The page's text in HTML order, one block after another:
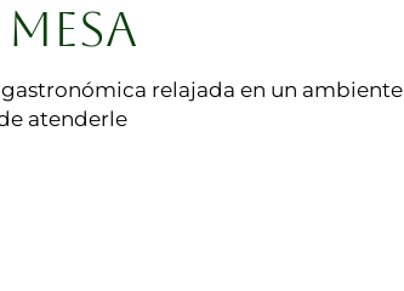
relajada en un ambiente
atenderle